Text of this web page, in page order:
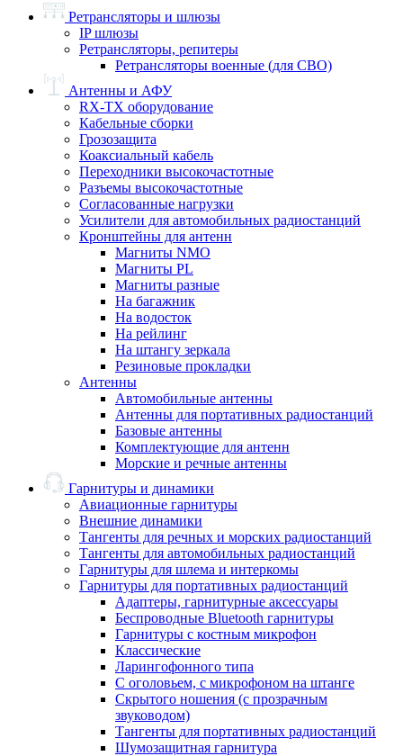
Ретрансляторы и шлюзы
IP шлюзы
Ретрансляторы, репитеры
Ретрансляторы военные (для СВО)
Антенны и АФУ
RX-TX оборудование
Кабельные сборки
Грозозащита
Коаксиальный кабель
Переходники высокочастотные
Разъемы высокочастотные
Согласованные нагрузки
Усилители для автомобильных радиостанций
Кронштейны для антенн
Магниты NMO
Магниты PL
Магниты разные
На багажник
На водосток
На рейлинг
На штангу зеркала
Резиновые прокладки
Антенны
Автомобильные антенны
Антенны для портативных радиостанций
Базовые антенны
Комплектующие для антенн
Морские и речные антенны
Гарнитуры и динамики
Авиационные гарнитуры
Внешние динамики
Тангенты для речных и морских радиостанций
Тангенты для автомобильных радиостанций
Гарнитуры для шлема и интеркомы
Гарнитуры для портативных радиостанций
Адаптеры, гарнитурные аксессуары
Беспроводные Bluetooth гарнитуры
Гарнитуры с костным микрофон
Классические
Ларингофонного типа
С оголовьем, с микрофоном на штанге
Скрытого ношения (с прозрачным
звуководом)
Тангенты для портативных радиостанций
Шумозащитная гарнитура